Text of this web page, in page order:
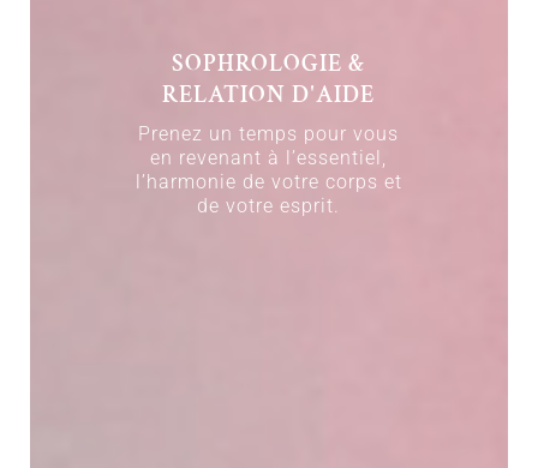
SOPHROLOGIE &
RELATION D'AIDE
Prenez un temps pour vous
en revenant à l’essentiel,
l’harmonie de votre corps et
de votre esprit.